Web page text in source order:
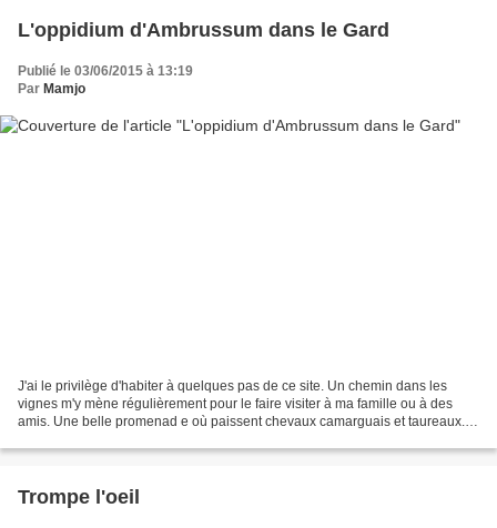
L'oppidium d'Ambrussum dans le Gard
Publié le 03/06/2015 à 13:19
Par Mamjo
J'ai le privilège d'habiter à quelques pas de ce site. Un chemin dans les
vignes m'y mène régulièrement pour le faire visiter à ma famille ou à des
amis. Une belle promenad e où paissent chevaux camarguais et taureaux.
Trompe l'oeil